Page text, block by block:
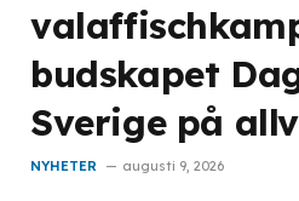
budskapet
Sverige på
NYHETER augusti 9, 2026